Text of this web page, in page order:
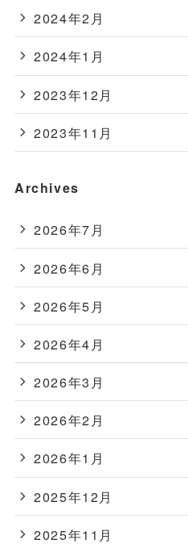
2024年2月
2024年1月
2023年12月
2023年11月
Archives
2026年7月
2026年6月
2026年5月
2026年4月
2026年3月
2026年2月
2026年1月
2025年12月
2025年11月